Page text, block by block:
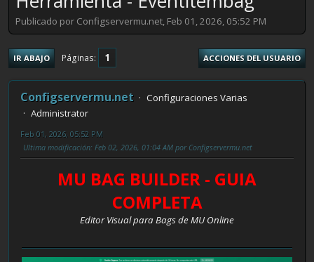
Publicado por Configservermu.net, Feb 01, 2026, 05:52 PM
IR ABAJO Páginas 1 ACCIONES DEL USUARIO
Configservermu.net
Configuraciones Varias
Administrator
Feb 01, 2026, 05:52 PM
Ultima modificación: Feb 02, 2026, 01:04 AM por Configservermu.net
MU BAG BUILDER - GUIA
COMPLETA
Editor Visual para Bags de MU Online